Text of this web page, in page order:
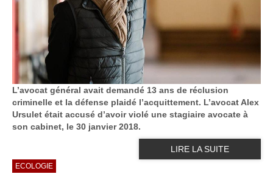
L’avocat général avait demandé 13 ans de réclusion
criminelle et la défense plaidé l’acquittement. L’avocat Alex
Ursulet était accusé d’avoir violé une stagiaire avocate à
son cabinet, le 30 janvier 2018.
LIRE LA SUITE
ECOLOGIE